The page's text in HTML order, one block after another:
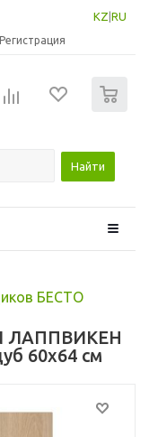
KZ RU
Регистрация
Найти
БЕСТО
ЛАППВИКЕН
60x64 см